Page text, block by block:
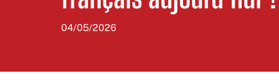
04/05/2026